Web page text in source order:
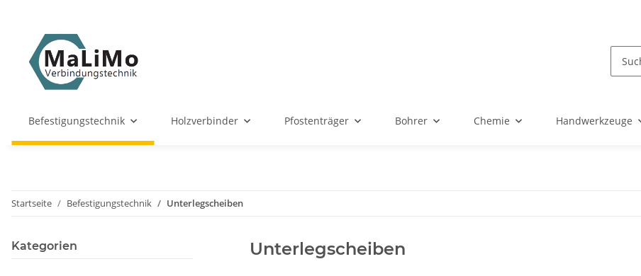
Befestigungstechnik Holzverbinder Pfostenträger Bohrer Chemie Handwerkzeuge
Startseite Befestigungstechnik Unterlegscheiben
Unterlegscheiben
Kategorien